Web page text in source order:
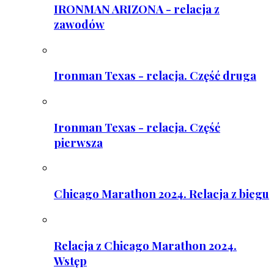
IRONMAN ARIZONA - relacja z
zawodów
Ironman Texas - relacja. Część druga
Ironman Texas - relacja. Część
pierwsza
Chicago Marathon 2024. Relacja z biegu
Relacja z Chicago Marathon 2024.
Wstęp